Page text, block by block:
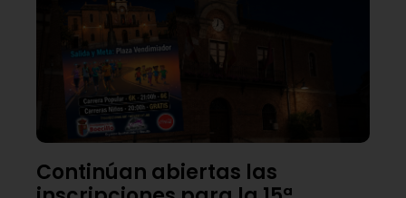
Continúan abiertas las